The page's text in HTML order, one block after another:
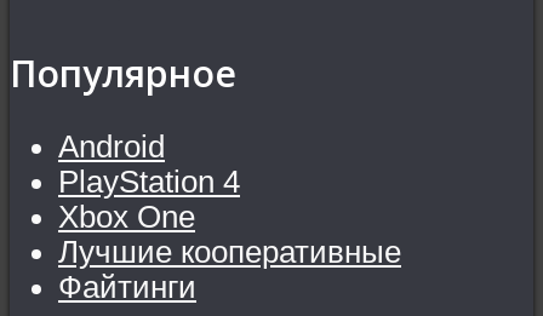
Популярное
Android
PlayStation 4
Xbox One
Лучшие кооперативные
Файтинги